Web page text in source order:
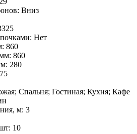
Вниз
Нет
860
860
280
Спальня; Гостиная; Кухня; Кафе
м: 3
10